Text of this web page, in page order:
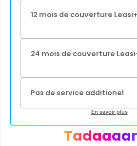
12 mois de couverture Leasi+
24 mois de couverture
Pas de service additionel
En savoir plus